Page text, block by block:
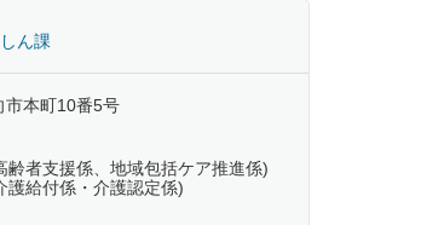
ん課
市本町10番5号
者支援係、地域包括ケア推進係)
給付係・介護認定係)